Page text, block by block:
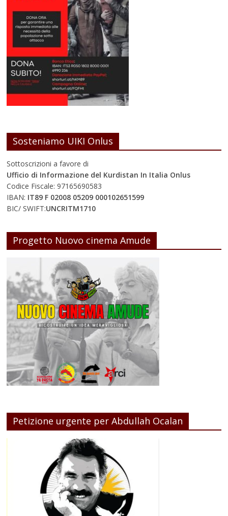
Sosteniamo UIKI Onlus
Sottoscrizioni a favore di
Ufficio di Informazione del Kurdistan In Italia Onlus
Codice Fiscale: 97165690583
IBAN: IT89 F 02008 05209 000102651599
BIC/ SWIFT:UNCRITM1710
Progetto Nuovo cinema Amude
Petizione urgente per Abdullah Ocalan